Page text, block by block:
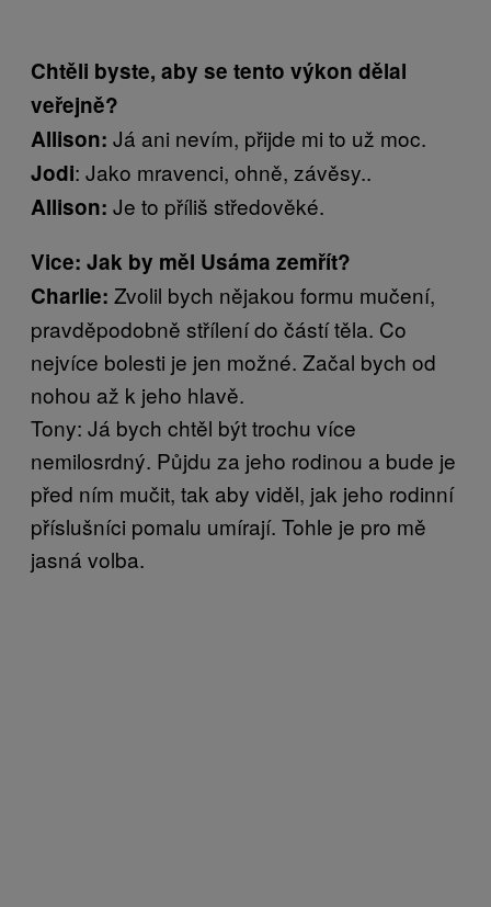
Chtěli byste, aby se tento výkon dělal
veřejně?
Allison: Já ani nevím, přijde mi to už moc.
Jodi: Jako mravenci, ohně, závěsy..
Allison: Je to příliš středověké.
Vice: Jak by měl Usáma zemřít?
Charlie: Zvolil bych nějakou formu mučení,
pravděpodobně střílení do částí těla. Co
nejvíce bolesti je jen možné. Začal bych od
nohou až k jeho hlavě.
Tony: Já bych chtěl být trochu více
nemilosrdný. Půjdu za jeho rodinou a bude je
před ním mučit, tak aby viděl, jak jeho rodinní
příslušníci pomalu umírají. Tohle je pro mě
jasná volba.